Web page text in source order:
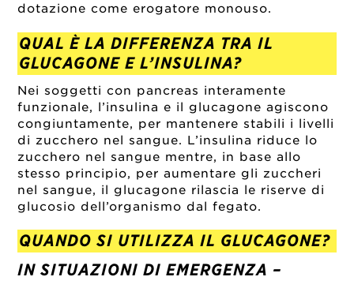
dotazione come erogatore monouso.
QUAL È LA DIFFERENZA TRA IL
GLUCAGONE E L’INSULINA?
Nei soggetti con pancreas interamente
funzionale, l’insulina e il glucagone agiscono
congiuntamente, per mantenere stabili i livelli
di zucchero nel sangue. L’insulina riduce lo
zucchero nel sangue mentre, in base allo
stesso principio, per aumentare gli zuccheri
nel sangue, il glucagone rilascia le riserve di
glucosio dell’organismo dal fegato.
QUANDO SI UTILIZZA IL GLUCAGONE?
IN SITUAZIONI DI EMERGENZA –